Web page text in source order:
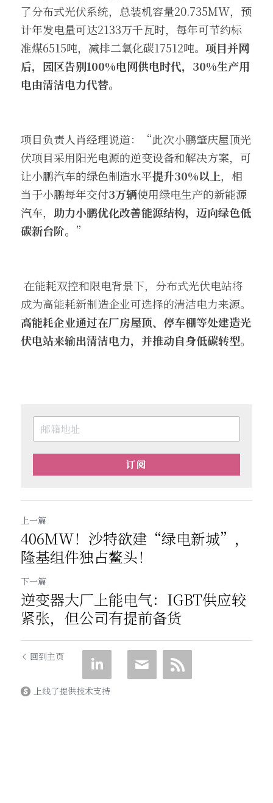
了分布式光伏系统，总装机容量20.735MW，预
计年发电量可达2133万千瓦时，每年可节约标
准煤6515吨，减排二氧化碳17512吨。 项目并网
后，园区告别100%电网供电时代，30%生产用
电由清洁电力代替。
项目负责人肖经理说道：“此次小鹏肇庆屋顶光
伏项目采用阳光电源的逆变设备和解决方案，可
让小鹏汽车的绿色制造水平提升30%以上，相
当于小鹏每年交付3万辆使用绿电生产的新能源
汽车， 助力小鹏优化改善能源结构，迈向绿色低
碳新台阶。 ”
成为高能耗新制造企业可选择的清洁电力来源。
高能耗企业通过在厂房屋顶、停车棚等处建造光
伏电站来输出清洁电力，并推动自身低碳转型。
订阅
上一篇
406MW！沙特欲建“绿电新城”，
隆基组件独占鳌头！
下一篇
逆变器大厂上能电气：IGBT供应较
紧张，但公司有提前备货
回到主页
上线了提供技术支持